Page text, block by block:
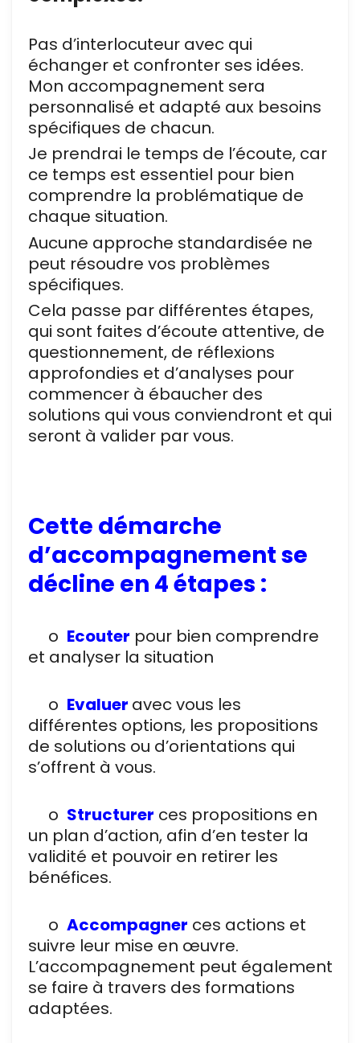
Pas d’interlocuteur avec qui
échanger et confronter ses idées.
Mon accompagnement sera
personnalisé et adapté aux besoins
spécifiques de chacun.
Je prendrai le temps de l’écoute, car
ce temps est essentiel pour bien
comprendre la problématique de
chaque situation.
Aucune approche standardisée ne
peut résoudre vos problèmes
spécifiques.
Cela passe par différentes étapes,
qui sont faites d’écoute attentive, de
questionnement, de réflexions
approfondies et d’analyses pour
commencer à ébaucher des
solutions qui vous conviendront et qui
seront à valider par vous.
Cette démarche
d’accompagnement se
décline en 4 étapes :
o Ecouter pour bien comprendre
et analyser la situation
o Evaluer avec vous les
différentes options, les propositions
de solutions ou d’orientations qui
s’offrent à vous.
o Structurer ces propositions en
un plan d’action, afin d’en tester la
validité et pouvoir en retirer les
bénéfices.
o Accompagner ces actions et
suivre leur mise en œuvre.
L’accompagnement peut également
se faire à travers des formations
adaptées.